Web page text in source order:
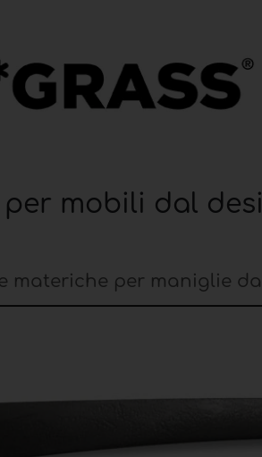
per mobili dal
materiche per maniglie